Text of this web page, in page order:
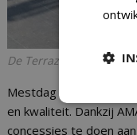
De Terrazza Geotex PRO
Mestdag ziet die
en kwaliteit. Dankzij
concessies te doen